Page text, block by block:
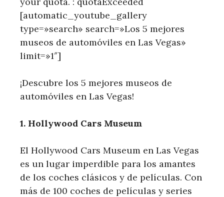
[automatic_youtube_gallery
type=»search» search=»Los 5 mejores
museos de automóviles en Las Vegas»
limit=»1″]
¡Descubre los 5⁣ mejores ⁣museos de
automóviles en Las Vegas!
1. Hollywood Cars Museum
El Hollywood Cars Museum en Las Vegas
es un lugar imperdible para los amantes
de los coches clásicos y de películas. ⁤Con
más de 100 coches de películas y series